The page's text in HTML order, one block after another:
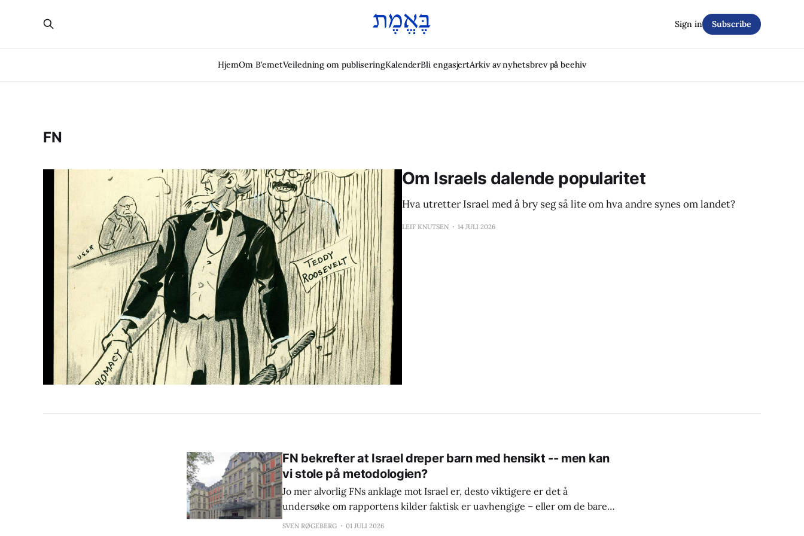
HjemOm B'emetVeiledning om publiseringKalenderBli engasjertArkiv av nyhetsbrev på beehiv
Sign in Subscribe
FN
Om Israels dalende popularitet
Hva utretter Israel med å bry seg så lite om hva andre synes om landet?
LEIF KNUTSEN 14 JULI 2026
FN bekrefter at Israel dreper barn med hensikt -- men kan
vi stole på metodologien?
Jo mer alvorlig FNs anklage mot Israel er, desto viktigere er det å
undersøke om rapportens kilder faktisk er uavhengige – eller om de bare
bekrefter hverandre innenfor samme informasjonsøkosystem.
SVEN RØGEBERG 01 JULI 2026